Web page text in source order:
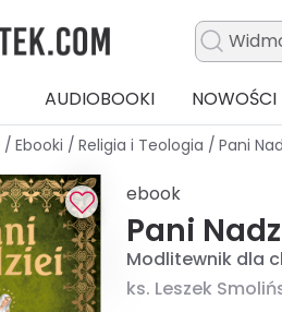
AUDIOBOOKI NOWOŚCI
/ Ebooki / Religia i Teologia / Pani
ebook
Pani
Modlitewnik dla
ks. Leszek